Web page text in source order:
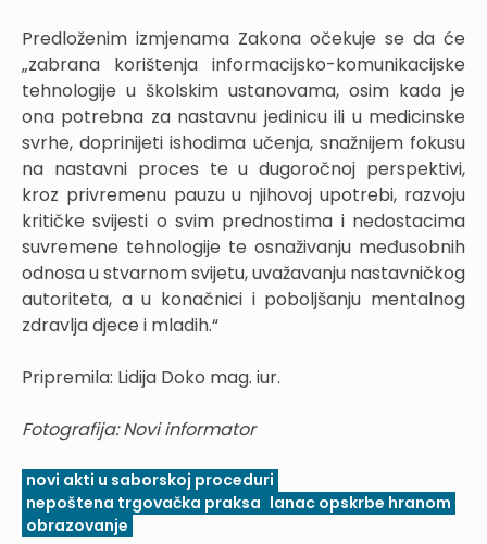
Predloženim izmjenama Zakona očekuje se da će
„zabrana korištenja informacijsko-komunikacijske
tehnologije u školskim ustanovama, osim kada je
ona potrebna za nastavnu jedinicu ili u medicinske
svrhe, doprinijeti ishodima učenja, snažnijem fokusu
na nastavni proces te u dugoročnoj perspektivi,
kroz privremenu pauzu u njihovoj upotrebi, razvoju
kritičke svijesti o svim prednostima i nedostacima
suvremene tehnologije te osnaživanju međusobnih
odnosa u stvarnom svijetu, uvažavanju nastavničkog
autoriteta, a u konačnici i poboljšanju mentalnog
zdravlja djece i mladih.“
Pripremila: Lidija Doko mag. iur.
Fotografija: Novi informator
novi akti u saborskoj proceduri
nepoštena trgovačka praksa lanac opskrbe hranom
obrazovanje